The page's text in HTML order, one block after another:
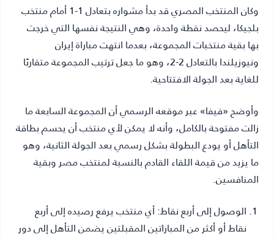
وكان المنتخب المصري قد بدأ مشواره بتعادل 1-1 أمام منتخب
بلجيكا، ليحصد نقطة واحدة، وهي النتيجة نفسها التي خرجت
بها بقية منتخبات المجموعة، بعدما انتهت مباراة إيران
ونيوزيلندا بالتعادل 2-2، وهو ما جعل ترتيب المجموعة متقاربًا
للغاية بعد الجولة الافتتاحية.
وأوضح «فيفا» عبر موقعه الرسمي أن المجموعة السابعة ما
زالت مفتوحة بالكامل، وأنه لا يمكن لأي منتخب أن يحسم بطاقة
التأهل أو يودع البطولة بشكل رسمي بعد الجولة الثانية، وهو
ما يزيد من قيمة اللقاء القادم بالنسبة لمنتخب مصر وبقية
المنافسين.
الوصول إلى أربع نقاط:أي منتخب يرفع رصيده إلى أربع
نقاط أو أكثر من المباراتين المقبلتين يضمن التأهل إلى دور